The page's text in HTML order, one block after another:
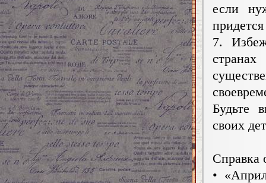
если
7.
Будьте
своих
Справка
•